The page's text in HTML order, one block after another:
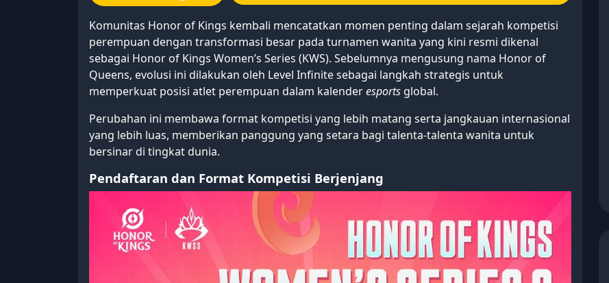
Komunitas Honor of Kings kembali mencatatkan momen penting dalam sejarah kompetisi
perempuan dengan transformasi besar pada turnamen wanita yang kini resmi dikenal
sebagai Honor of Kings Women’s Series (KWS). Sebelumnya mengusung nama Honor of
Queens, evolusi ini dilakukan oleh Level Infinite sebagai langkah strategis untuk
memperkuat posisi atlet perempuan dalam kalenderesports global.
Perubahan ini membawa format kompetisi yang lebih matang serta jangkauan internasional
yang lebih luas, memberikan panggung yang setara bagi talenta-talenta wanita untuk
bersinar di tingkat dunia.
Pendaftaran dan Format Kompetisi Berjenjang